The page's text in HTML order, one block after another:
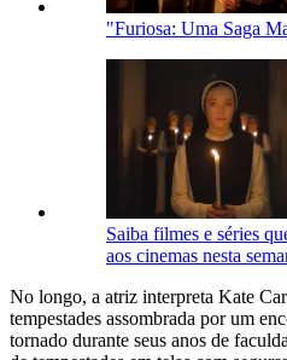
"Furiosa: Uma Saga
Saiba filmes e séries
aos cinemas nesta
No longo, a atriz interpreta Kate
tempestades assombrada por um
tornado durante seus anos de